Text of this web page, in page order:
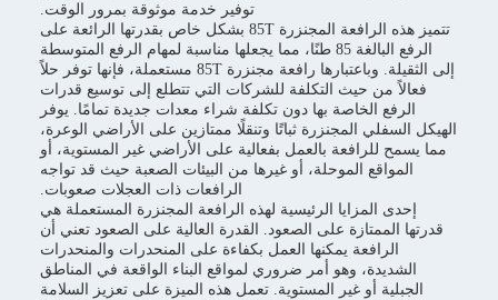
توفير خدمة موثوقة بمرور الوقت.
تتميز هذه الرافعة المجنزرة 85T بشكل خاص بقدرتها الرائعة على
الرفع البالغة 85 طنًا، مما يجعلها مناسبة لمهام الرفع المتوسطة
إلى الثقيلة. وباعتبارها رافعة مجنزرة 85T مستعملة، فإنها توفر حلاً
فعالاً من حيث التكلفة للشركات التي تتطلع إلى توسيع قدرات
الرفع الخاصة بها دون تكلفة شراء معدات جديدة تمامًا. يوفر
الهيكل السفلي المجنزرة ثباتًا وتنقلًا ممتازين على الأراضي الوعرة،
مما يسمح للرافعة بالعمل بفعالية على الأراضي غير المستوية، أو
المواقع الموحلة، أو غيرها من البيئات الصعبة حيث قد تواجه
الرافعات ذات العجلات صعوبات.
إحدى المزايا الرئيسية لهذه الرافعة المجنزرة المستعملة هي
قدرتها الممتازة على الصعود. القدرة العالية على الصعود تعني أن
الرافعة يمكنها العمل بكفاءة على المنحدرات والمنحدرات
الشديدة، وهو أمر ضروري لمواقع البناء الواقعة في المناطق
الجبلية أو غير المستوية. تعمل هذه الميزة على تعزيز السلامة